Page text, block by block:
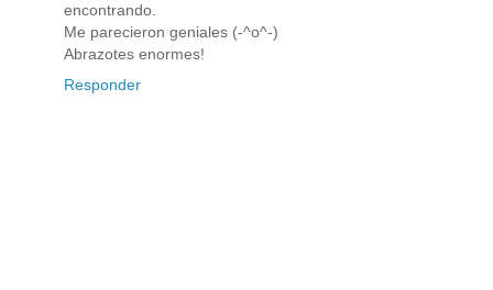
encontrando.
Me parecieron geniales (-^o^-)
Abrazotes enormes!
Responder